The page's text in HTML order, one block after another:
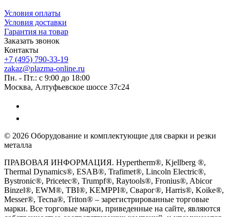
Условия оплаты
Условия доставки
Гарантия на товар
Заказать звонок
Контакты
+7 (495) 790-33-19
zakaz@plazma-online.ru
Пн. - Пт.: с 9:00 до 18:00
Москва, Алтуфьевское шоссе 37с24
© 2026 Оборудование и комплектующие для сварки и резки
металла
ПРАВОВАЯ ИНФОРМАЦИЯ. Hypertherm®, Kjellberg ®,
Thermal Dynamics®, ESAB®, Trafimet®, Lincoln Electric®,
Bystronic®, Pricetec®, Trumpf®, Raytools®, Fronius®, Abicor
Binzel®, EWM®, TBI®, KEMPPI®, Сварог®, Harris®, Koike®,
Messer®, Tecna®, Triton® – зарегистрированные торговые
марки. Все торговые марки, приведенные на сайте, являются